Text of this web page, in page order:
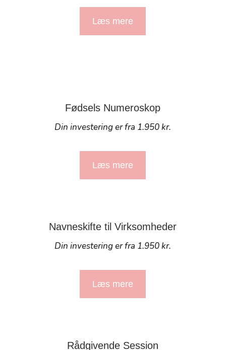
Læs mere
Fødsels Numeroskop
Din investering er fra 1.950 kr.
Læs mere
Navneskifte til Virksomheder
Din investering er fra 1.950 kr.
Læs mere
Rådgivende Session